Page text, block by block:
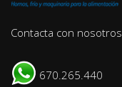
Contacta con
670.265.440